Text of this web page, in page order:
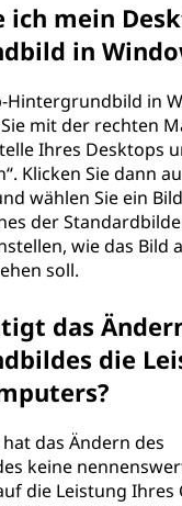
ich mein
in
Hintergrundbild in
mit der rechten
Ihres Desktops
Klicken Sie dann
wählen Sie ein
der
wie das Bild
soll.
das
die
das Ändern des
keine
die Leistung Ihres